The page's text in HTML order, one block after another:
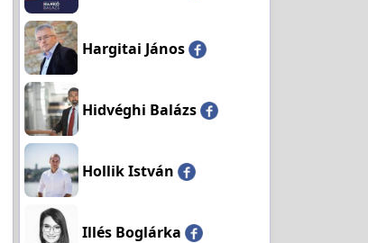
Hargitai János
Hidvéghi Balázs
Hollik István
Illés Boglárka